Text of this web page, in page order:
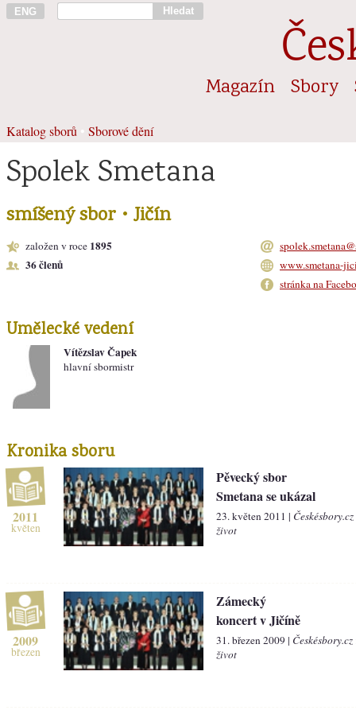
ENG Hledat
Magazín Sbory
Katalog sborů Sborové dění
Spolek Smetana
smíšený sbor • Jičín
založen v roce 1895
36 členů
www.smetana-
stránka na
Umělecké vedení
Vítězslav Čapek
hlavní sbormistr
Kronika sboru
2011
květen
Pěvecký sbor
Smetana se ukázal
23. květen 2011 |
život
2009
březen
Zámecký
koncert v Jičíně
31. březen 2009 |
život